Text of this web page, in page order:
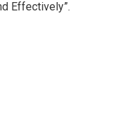
Effectively”.